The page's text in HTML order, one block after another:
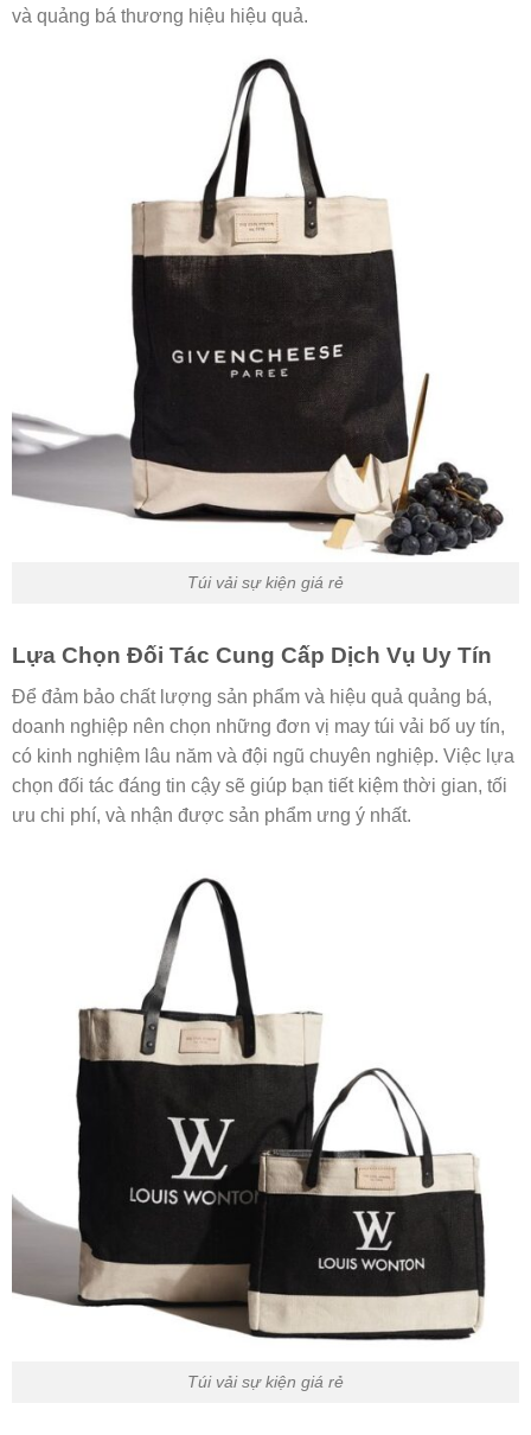
và quảng bá thương hiệu hiệu quả.
Túi vải sự kiện giá rẻ
Lựa Chọn Đối Tác Cung Cấp Dịch Vụ Uy Tín
Để đảm bảo chất lượng sản phẩm và hiệu quả quảng bá,
doanh nghiệp nên chọn những đơn vị may túi vải bố uy tín,
có kinh nghiệm lâu năm và đội ngũ chuyên nghiệp. Việc lựa
chọn đối tác đáng tin cậy sẽ giúp bạn tiết kiệm thời gian, tối
ưu chi phí, và nhận được sản phẩm ưng ý nhất.
Túi vải sự kiện giá rẻ